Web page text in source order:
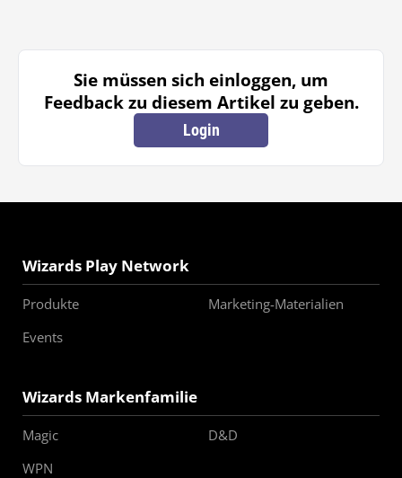
Sie müssen sich einloggen, um
Feedback zu diesem Artikel zu geben.
Login
Wizards Play Network
Produkte
Marketing-Materialien
Events
Wizards Markenfamilie
Magic
D&D
WPN